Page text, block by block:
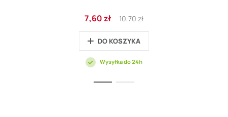
Cena
promocyjna
7,60 zł
Regular
Price
10,70 zł
DO KOSZYKA
Wysyłka do 24h